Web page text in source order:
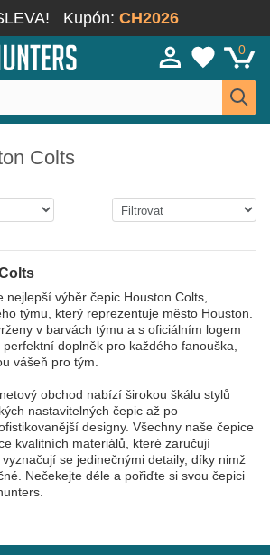
Kupón: CH2026
0
Colts
nejlepší výběr čepic Houston Colts,
týmu, který reprezentuje město Houston.
v barvách týmu a s oficiálním logem
doplněk pro každého fanouška,
vášeň pro tým.
obchod nabízí širokou škálu stylů
nastavitelných čepic až po
designy. Všechny naše čepice
kvalitních materiálů, které zaručují
se jedinečnými detaily, díky nimž
Nečekejte déle a pořiďte si svou čepici